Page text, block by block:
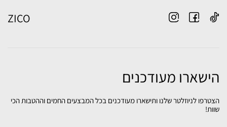
ZICO
הישארו מעודכנים
הצטרפו לניוזלטר שלנו ותישארו מעודכנים בכל המבצעים החמים וההטבות הכי
שוות!